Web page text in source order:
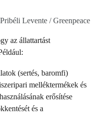
Levente / Greenpeace
az állattartást
(sertés, baromfi)
melléktermékek és
erősítése
és a